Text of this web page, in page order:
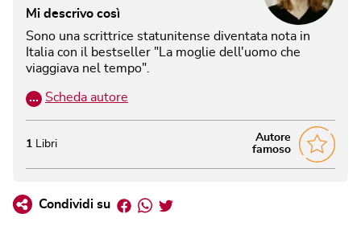
Mi descrivo così
Sono una scrittrice statunitense diventata nota in
Italia con il bestseller "La moglie dell'uomo che
viaggiava nel tempo".
… Scheda autore
Autore
famoso
1 Libri
Condividi su Facebook
Whatsapp
Twitter